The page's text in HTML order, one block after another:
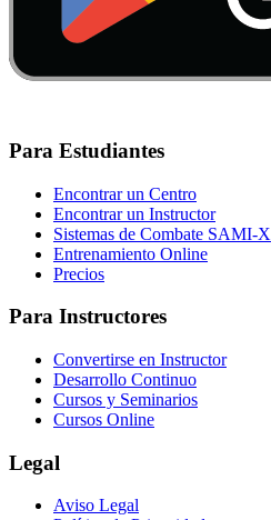
Para Estudiantes
Encontrar un Centro
Encontrar un Instructor
Sistemas de Combate SAMI-X
Entrenamiento Online
Precios
Para Instructores
Convertirse en Instructor
Desarrollo Continuo
Cursos y Seminarios
Cursos Online
Legal
Aviso Legal